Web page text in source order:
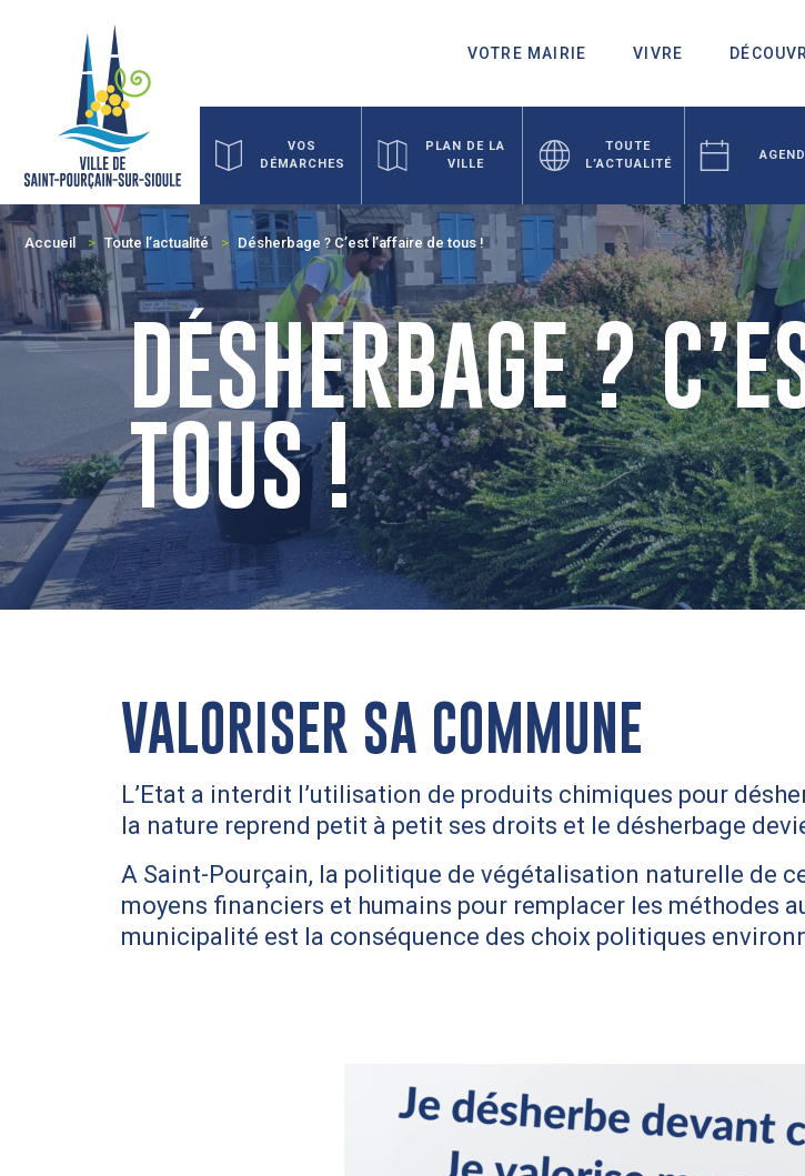
VOTRE MAIRIE VIVRE
VOS
DÉMARCHES
PLAN DE LA
VILLE
TOUTE
L’ACTUALITÉ
Accueil Toute l’actualité Désherbage ? C’est l’affaire de tous !
DÉSHERBAGE ?
TOUS !
VALORISER SA COMMUNE
L’Etat a interdit l’utilisation de produits chimiques pour
la nature reprend petit à petit ses droits et le désherbage
A Saint-Pourçain, la politique de végétalisation naturelle de
moyens financiers et humains pour remplacer les méthodes
municipalité est la conséquence des choix politiques